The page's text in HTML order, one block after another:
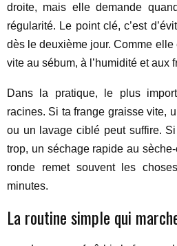
droite, mais elle demande
régularité. Le point clé, c’est
dès le deuxième jour. Comme
vite au sébum, à l’humidité et aux
Dans la pratique, le plus
racines. Si ta frange graisse vite,
ou un lavage ciblé peut suffire.
trop, un séchage rapide au
ronde remet souvent les
minutes.
La routine simple qui